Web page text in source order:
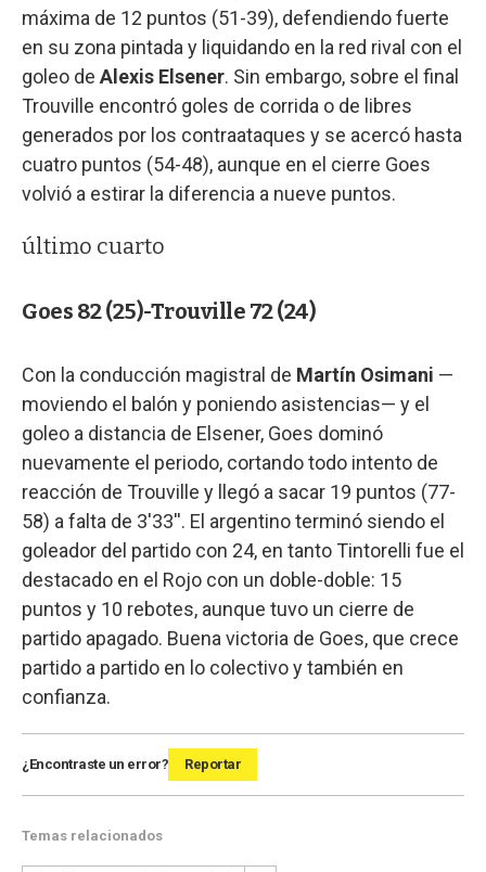
máxima de 12 puntos (51-39), defendiendo fuerte
en su zona pintada y liquidando en la red rival con el
goleo de Alexis Elsener. Sin embargo, sobre el final
Trouville encontró goles de corrida o de libres
generados por los contraataques y se acercó hasta
cuatro puntos (54-48), aunque en el cierre Goes
volvió a estirar la diferencia a nueve puntos.
último cuarto
Goes 82 (25)-Trouville 72 (24)
Con la conducción magistral de Martín Osimani —
moviendo el balón y poniendo asistencias— y el
goleo a distancia de Elsener, Goes dominó
nuevamente el periodo, cortando todo intento de
reacción de Trouville y llegó a sacar 19 puntos (77-
58) a falta de 3'33''. El argentino terminó siendo el
goleador del partido con 24, en tanto Tintorelli fue el
destacado en el Rojo con un doble-doble: 15
puntos y 10 rebotes, aunque tuvo un cierre de
partido apagado. Buena victoria de Goes, que crece
partido a partido en lo colectivo y también en
confianza.
¿Encontraste un error? Reportar
Temas relacionados